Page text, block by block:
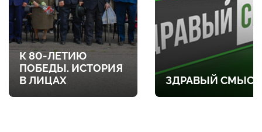
К 80-ЛЕТИЮ
ПОБЕДЫ. ИСТОРИЯ
В ЛИЦАХ
ЗДРАВЫЙ СМЫСЛ